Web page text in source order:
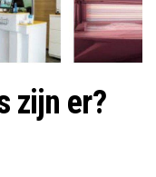
zijn er?